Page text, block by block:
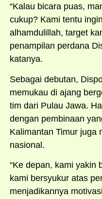
“Kalau bicara puas,
cukup? Kami tentu
alhamdulillah, target
penampilan perdana
katanya.
Sebagai debutan,
memukau di ajang
tim dari Pulau Jawa.
dengan pembinaan
Kalimantan Timur juga
nasional.
“Ke depan, kami yakin
kami bersyukur atas
menjadikannya